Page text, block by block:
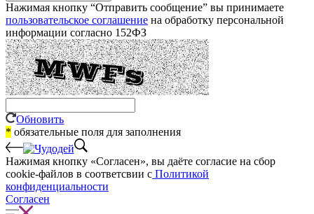
Нажимая кнопку “Отправить сообщение” вы принимаете
пользовательское соглашение на обработку персональной
информации согласно 152ФЗ
Обновить
* обязательные поля для заполнения
Нажимая кнопку «Согласен», вы даёте cогласие на сбор
cookie-файлов в соответсвии с Политикой
конфиденциальности
Согласен